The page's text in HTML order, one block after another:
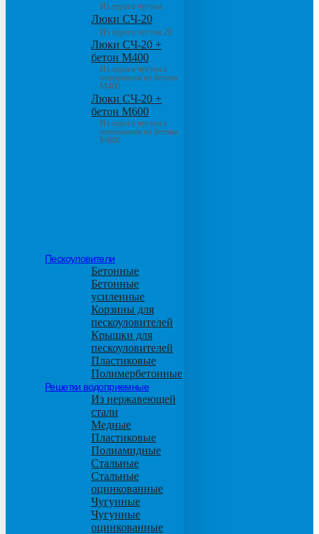
Из серого чугуна
Люки СЧ-20
Из серого чугуна 20
Люки СЧ-20 +
бетон М400
Из серого чугуна с
основанием из бетона
М400
Люки СЧ-20 +
бетон М600
Из серого чугуна с
основанием из бетона
М600
Пескоуловители
Бетонные
Бетонные
усиленные
Корзины для
пескоуловителей
Крышки для
пескоуловителей
Пластиковые
Полимербетонные
Решетки водоприемные
Из нержавеющей
стали
Медные
Пластиковые
Полиамидные
Стальные
Стальные
оцинкованные
Чугунные
Чугунные
оцинкованные